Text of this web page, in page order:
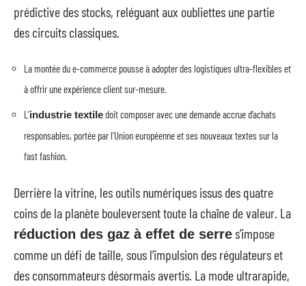
prédictive des stocks, reléguant aux oubliettes une partie
des circuits classiques.
La montée du e-commerce pousse à adopter des logistiques ultra-flexibles et
à offrir une expérience client sur-mesure.
L’industrie textiledoit composer avec une demande accrue d’achats
responsables, portée par l’Union européenne et ses nouveaux textes sur la
fast fashion.
Derrière la vitrine, les outils numériques issus des quatre
coins de la planète bouleversent toute la chaîne de valeur. La
réduction des gaz à effet de serres’impose
comme un défi de taille, sous l’impulsion des régulateurs et
des consommateurs désormais avertis. La mode ultrarapide,